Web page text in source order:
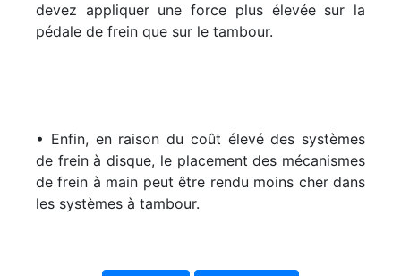
devez appliquer une force plus élevée sur la
pédale de frein que sur le tambour.
• Enfin, en raison du coût élevé des systèmes
de frein à disque, le placement des mécanismes
de frein à main peut être rendu moins cher dans
les systèmes à tambour.